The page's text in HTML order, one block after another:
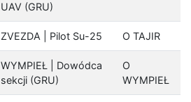
UAV (GRU)
ZVEZDA | Pilot Su-25 O TAJIR
WYMPIEŁ | Dowódca
sekcji (GRU)
O
WYMPIEŁ